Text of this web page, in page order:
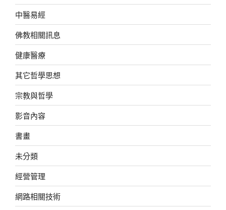
中醫易經
佛教相關訊息
健康醫療
其它哲學思想
宗教與哲學
影音內容
書畫
未分類
經營管理
網路相關技術